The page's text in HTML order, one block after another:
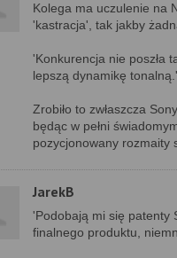
Kolega ma uczulenie na
'kastracja', tak jakby
'Konkurencja nie poszła
lepszą dynamikę tonalną.'
Zrobiło to zwłaszcza
będąc w pełni
pozycjonowany rozmaity
JarekB
'Podobają mi się patenty
finalnego produktu,